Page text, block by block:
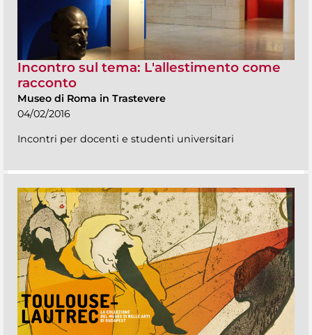
Incontro sul tema: L'allestimento come
racconto
Museo di Roma in Trastevere
04/02/2016
Incontri per docenti e studenti universitari